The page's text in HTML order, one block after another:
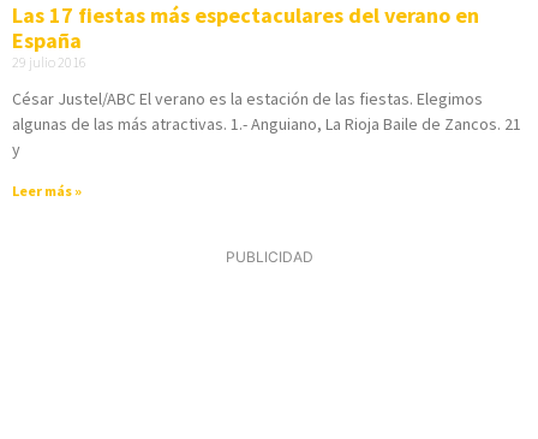
Las 17 fiestas más espectaculares del verano en
España
29 julio 2016
César Justel/ABC El verano es la estación de las fiestas. Elegimos
algunas de las más atractivas. 1.- Anguiano, La Rioja Baile de Zancos. 21
y
Leer más »
PUBLICIDAD